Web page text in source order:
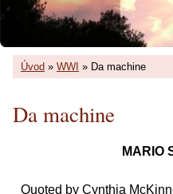
Úvod » WWI » Da machine
Da machine
MARIO
Quoted by Cynthia